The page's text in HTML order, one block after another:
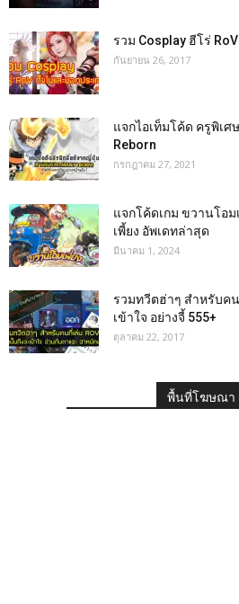
รวม Cosplay ฮีโร่
กันยายน 26, 2017
แจกไอเท็มโค้ด ครูพิเ
Reborn
กรกฎาคม 27, 2021
แจกโค้ดเกม ขวานโอ
เพี้ยง อัพเดทล่าสุด
มีนาคม 1, 2024
รวมทวีตฮ่าๆ สำหรับคน
เข้าใจ อย่างจี้ 555+
ตุลาคม 22, 2017
พื้นที่โฆษณา